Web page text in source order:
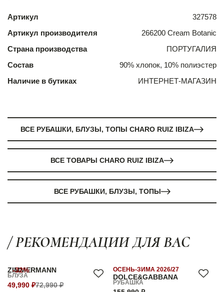
Артикул
327578
Артикул производителя
266200 Cream Botanic
Страна производства
ПОРТУГАЛИЯ
Состав
90% хлопок, 10% полиэстер
Наличие в бутиках
ИНТЕРНЕТ-МАГАЗИН
ВСЕ РУБАШКИ, БЛУЗЫ, ТОПЫ CHARO RUIZ IBIZA
ВСЕ ТОВАРЫ CHARO RUIZ IBIZA
ВСЕ РУБАШКИ, БЛУЗЫ, ТОПЫ
/ РЕКОМЕНДАЦИИ ДЛЯ ВАС
-32%
ZIMMERMANN
БЛУЗА
49,990 ₽72,990 ₽
DOLCE&GABBANA
ОСЕНЬ-ЗИМА 2026/27
РУБАШКА